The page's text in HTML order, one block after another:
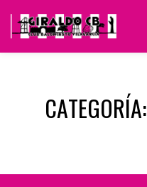
CATEGORÍA: